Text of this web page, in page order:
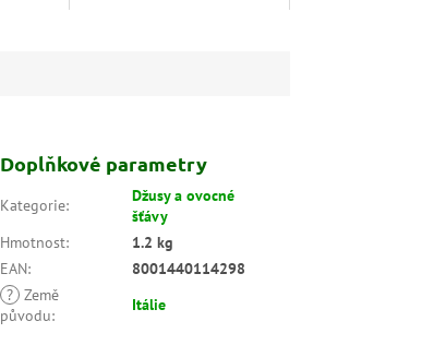
Doplňkové parametry
Kategorie:
Džusy a ovocné
šťávy
Hmotnost:
1.2 kg
EAN:
8001440114298
? Země
původu:
Itálie